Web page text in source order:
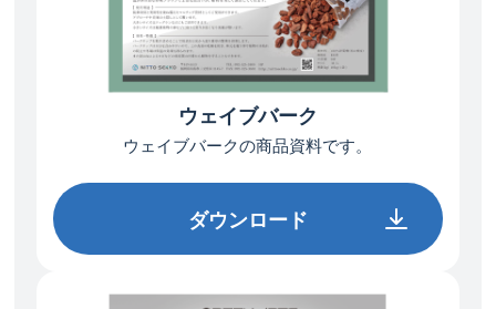
ウェイブバーク
ウェイブバークの商品資料です。
ダウンロード
ダウンロード